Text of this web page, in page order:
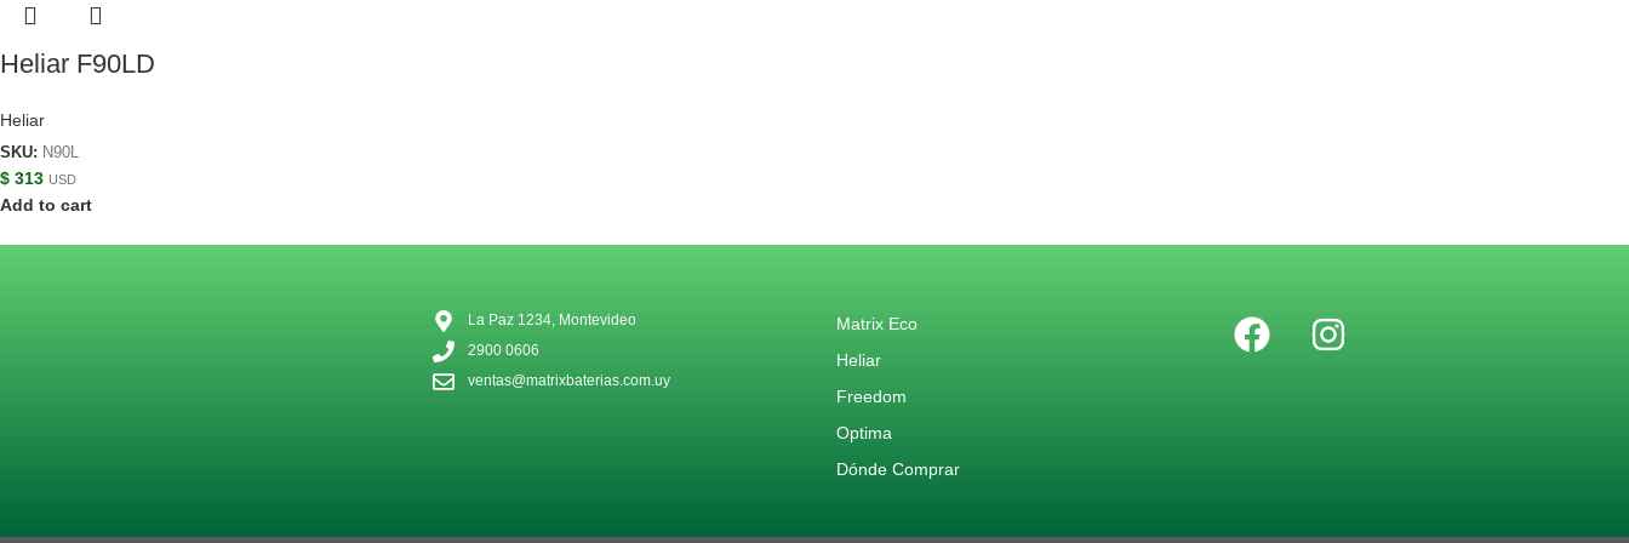
Heliar F90LD
Heliar
SKU: N90L
$ 313 USD
Add to cart
La Paz 1234, Montevideo
2900 0606
ventas@matrixbaterias.com.uy
Matrix Eco
Heliar
Freedom
Optima
Dónde Comprar